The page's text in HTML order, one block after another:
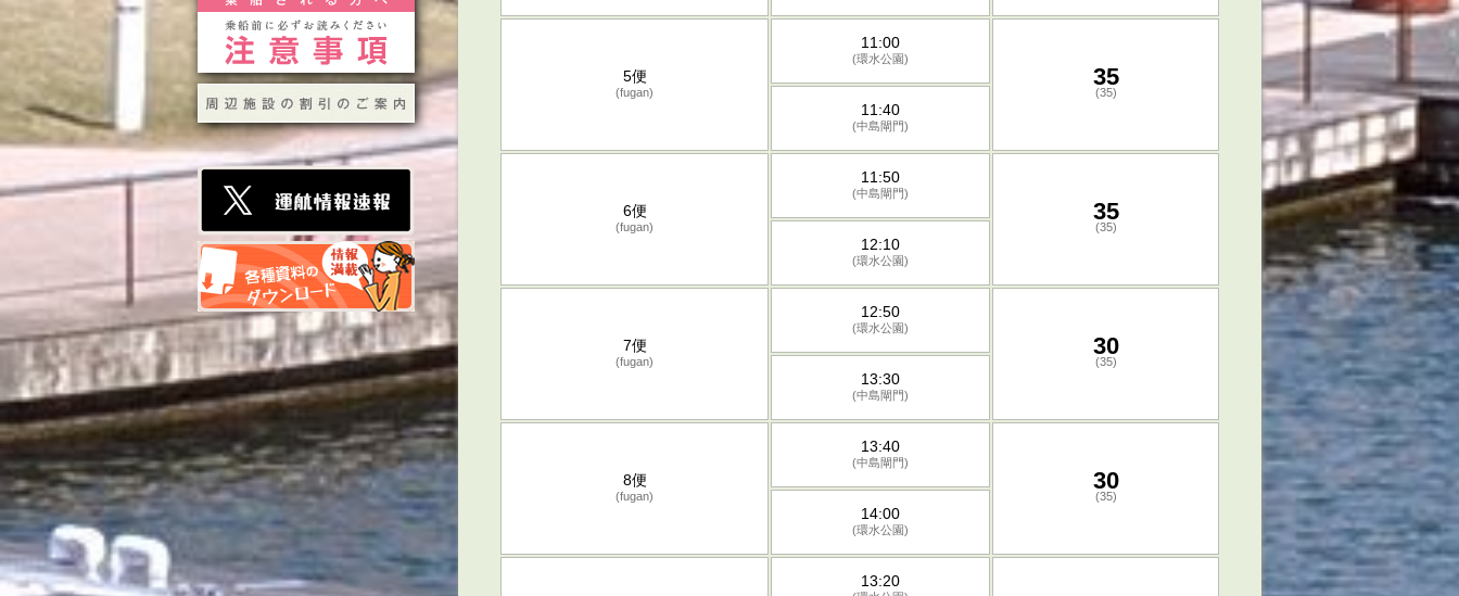
5便
(fugan)
11:00
(環水公園)
35
(35)
11:40
(中島閘門)
6便
(fugan)
11:50
(中島閘門)
35
(35)
12:10
(環水公園)
7便
(fugan)
12:50
(環水公園)
30
(35)
13:30
(中島閘門)
8便
(fugan)
13:40
(中島閘門)
30
(35)
14:00
(環水公園)
13:20